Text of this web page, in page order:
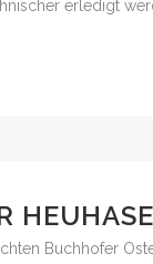
erledigt
Buchhofer